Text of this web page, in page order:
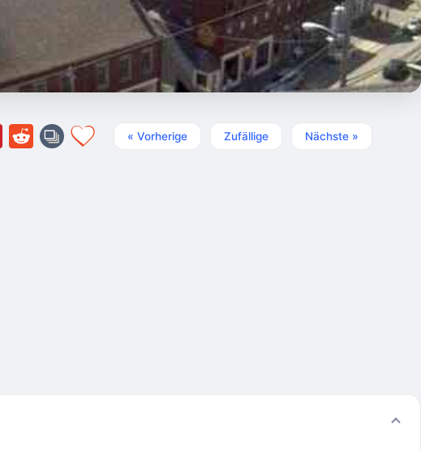
« Vorherige Zufällige Nächste »